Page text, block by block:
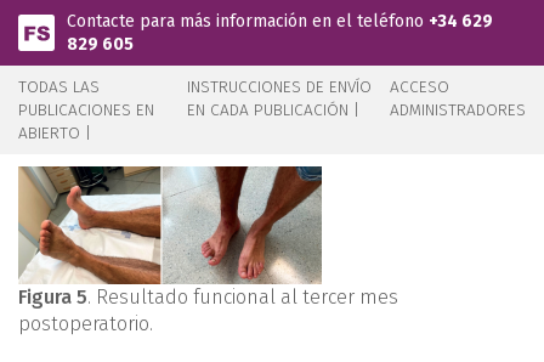
Pasar al contenido principal
Contacte para más información en el teléfono +34 629
829 605
TODAS LAS
PUBLICACIONES EN
ABIERTO |
INSTRUCCIONES DE ENVÍO
EN CADA PUBLICACIÓN |
ACCESO
ADMINISTRADORES
Figura 5. Resultado funcional al tercer mes
postoperatorio.